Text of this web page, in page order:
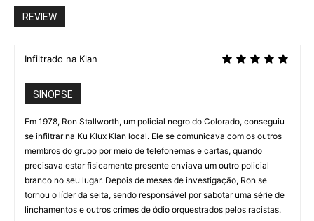
REVIEW
Infiltrado na Klan
SINOPSE
Em 1978, Ron Stallworth, um policial negro do Colorado, conseguiu
se infiltrar na Ku Klux Klan local. Ele se comunicava com os outros
membros do grupo por meio de telefonemas e cartas, quando
precisava estar fisicamente presente enviava um outro policial
branco no seu lugar. Depois de meses de investigação, Ron se
tornou o líder da seita, sendo responsável por sabotar uma série de
linchamentos e outros crimes de ódio orquestrados pelos racistas.